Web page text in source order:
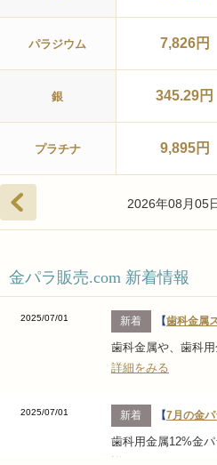
パラジウム 7,826円
銀 345.29円
プラチナ 9,895円
2026年08月05
金パラ販売.com 新着情報
2025/07/01 新着 歯科金属
歯科金属や、歯科
詳細をみる
2025/07/01 新着 7月の金
歯科用金属12%金